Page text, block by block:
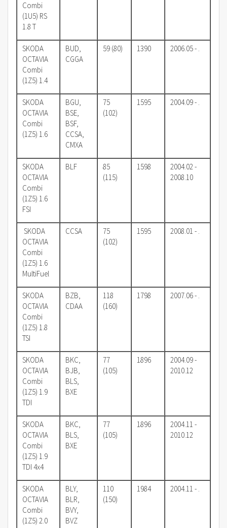
Combi
(1U5) RS
1.8 T
SKODA
OCTAVIA
Combi
(1Z5) 1.4
BUD,
CGGA
59 (80) 1390 2006.05 - .
SKODA
OCTAVIA
Combi
(1Z5) 1.6
BGU,
BSE,
BSF,
CCSA,
CMXA
75
(102)
1595 2004.09 - .
SKODA
OCTAVIA
Combi
(1Z5) 1.6
FSI
BLF
85
(115)
1598
2004.02 -
2008.10
SKODA
OCTAVIA
Combi
(1Z5) 1.6
MultiFuel
CCSA
75
(102)
1595 2008.01 - .
SKODA
OCTAVIA
Combi
(1Z5) 1.8
TSI
BZB,
CDAA
118
(160)
1798 2007.06 - .
SKODA
OCTAVIA
Combi
(1Z5) 1.9
TDI
BKC,
BJB,
BLS,
BXE
77
(105)
1896
2004.09 -
2010.12
SKODA
OCTAVIA
Combi
(1Z5) 1.9
TDI 4x4
BKC,
BLS,
BXE
77
(105)
1896
2004.11 -
2010.12
SKODA
OCTAVIA
Combi
(1Z5) 2.0
BLY,
BLR,
BVY,
BVZ
110
(150)
1984 2004.11 - .